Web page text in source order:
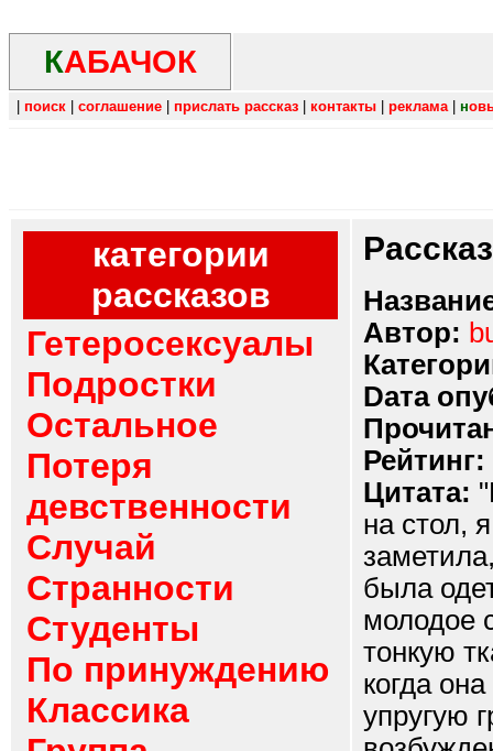
КАБАЧОК
поиск соглашение прислать рассказ контакты реклама| н
категории
рассказов
Гетеросексуалы
Подростки
Остальное
Потеря
девственности
Случай
Странности
Студенты
По принуждению
Классика
Автор:
Dата
Рейтинг:
Цитата:
на стол,
была
молодое
тонкую
когда
упругую